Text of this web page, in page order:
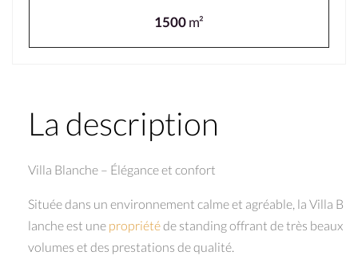
1500m²
La description
Villa Blanche – Élégance et confort
Située dans un environnement calme et agréable, la Villa B
lanche est une propriétéde standing offrant de très beaux
volumes et des prestations de qualité.